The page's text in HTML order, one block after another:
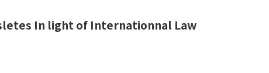
In light of Internationnal Law